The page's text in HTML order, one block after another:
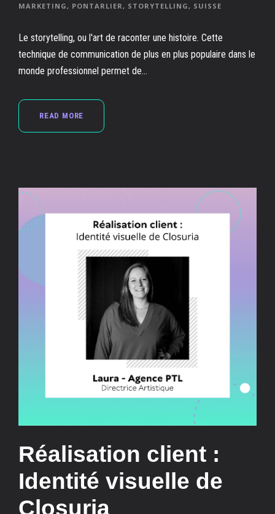
MARKETING, PONTARLIER, STORYTELLING, SUISSE
Le storytelling, ou l'art de raconter une histoire. Cette
technique de communication de plus en plus populaire dans le
monde professionnel permet de...
READ MORE
Réalisation client :
Identité visuelle de
Closuria